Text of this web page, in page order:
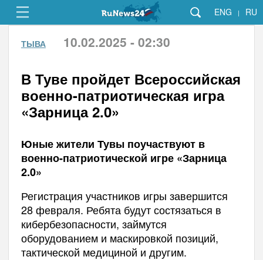
ENG | RU
ТЫВА 10.02.2025 - 02:30
В Туве пройдет Всероссийская
военно-патриотическая игра
«Зарница 2.0»
Юные жители Тувы поучаствуют в
военно-патриотической игре «Зарница
2.0»
Регистрация участников игры завершится
28 февраля. Ребята будут состязаться в
кибербезопасности, займутся
оборудованием и маскировкой позиций,
тактической медициной и другим.